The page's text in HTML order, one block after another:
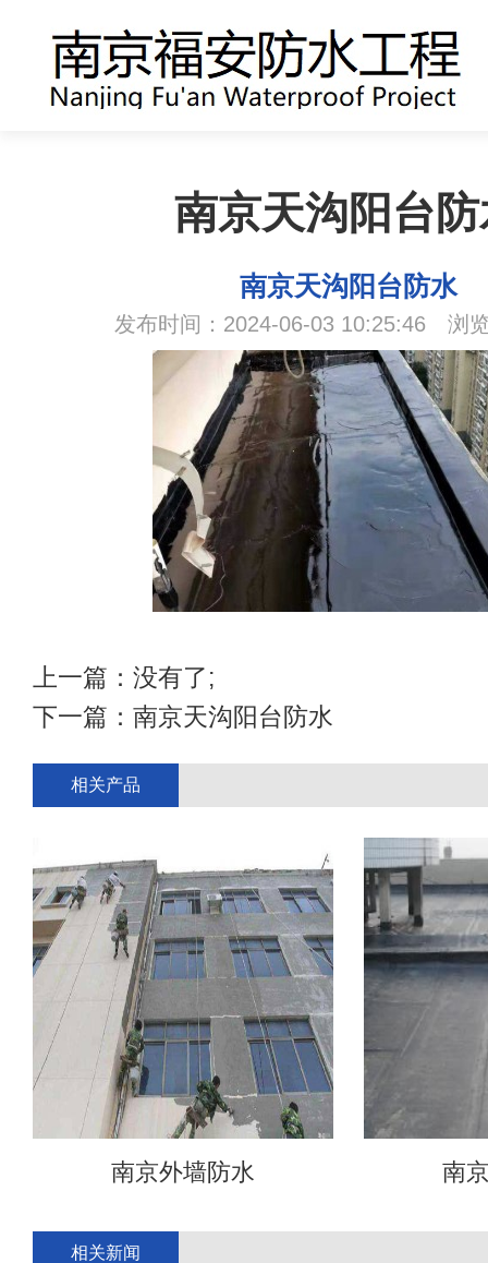
南京天沟阳台
南京天沟阳台防水
发布时间：2024-06-03 10:25:46 浏
上一篇：没有了;
下一篇： 南京天沟阳台防水
相关产品
南京外墙防水 南
相关新闻